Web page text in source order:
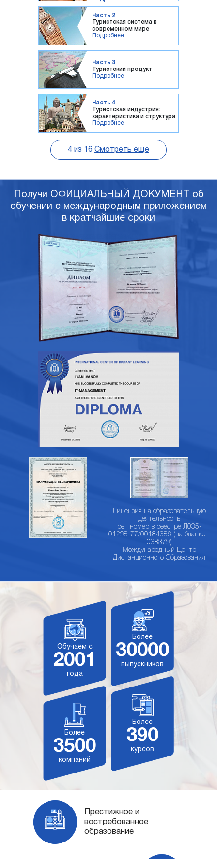
Часть 2
Туристская система в
современном мире
Подробнее
Часть 3
Туристский продукт
Подробнее
Часть 4
Туристская индустрия:
характеристика и структура
Подробнее
4 из 16 Смотреть еще
Получи ОФИЦИАЛЬНЫЙ ДОКУМЕНТ об
обучении с международным приложением
в кратчайшие сроки
Лицензия на образовательную
деятельность
рег. номер в реестре Л035-
01298-77/00184386 (на бланке -
038379)
Международный Центр
Дистанционного Образования
Обучаем с
2001
года
Более
30000
выпускников
Более
3500
компаний
Более
390
курсов
Престижное и
востребованное
образование